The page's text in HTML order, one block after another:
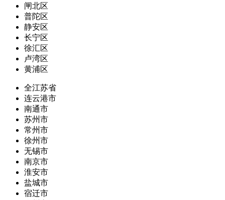
闸北区
普陀区
静安区
长宁区
徐汇区
卢湾区
黄浦区
全江苏省
连云港市
南通市
苏州市
常州市
徐州市
无锡市
南京市
淮安市
盐城市
宿迁市